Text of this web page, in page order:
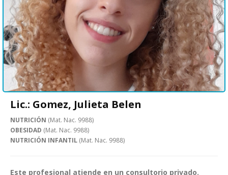
Lic.: Gomez, Julieta Belen
NUTRICIÓN (Mat. Nac. 9988)
OBESIDAD (Mat. Nac. 9988)
NUTRICIÓN INFANTIL (Mat. Nac. 9988)
Este profesional atiende en un consultorio privado.